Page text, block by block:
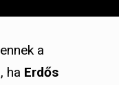
a
ha Erdős